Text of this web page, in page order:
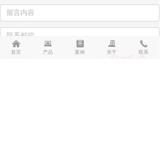
낀
首页
뀵
产品
뀳
案例
끉
关于
끅
联系